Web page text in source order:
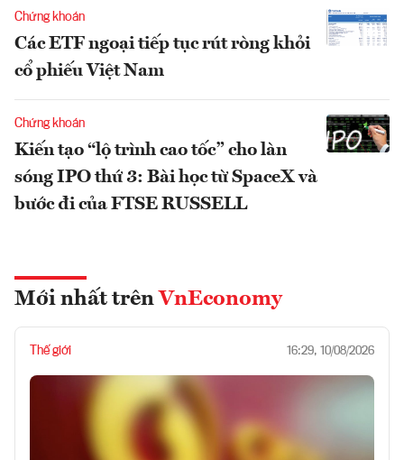
Chứng khoán
Các ETF ngoại tiếp tục rút ròng khỏi
cổ phiếu Việt Nam
Chứng khoán
Kiến tạo “lộ trình cao tốc” cho làn
sóng IPO thứ 3: Bài học từ SpaceX và
bước đi của FTSE RUSSELL
Mới nhất trên VnEconomy
Thế giới 16:29, 10/08/2026